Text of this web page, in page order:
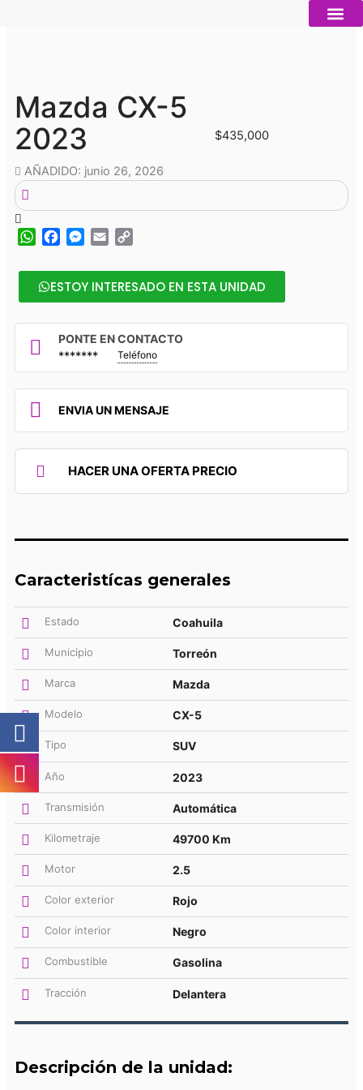
Mazda CX-5
2023
AÑADIDO: junio 26, 2026
$435,000
WhatsApp
Facebook
Messenger
Email
ESTOY INTERESADO EN ESTA UNIDAD
PONTE EN CONTACTO
******* Teléfono
ENVIA UN MENSAJE
HACER UNA OFERTA PRECIO
Caracteristícas generales
Estado Coahuila
Municipio Torreón
Marca Mazda
Modelo CX-5
Tipo SUV
Año 2023
Transmisión Automática
Kilometraje 49700 Km
Motor 2.5
Color exterior Rojo
Color interior Negro
Combustible Gasolina
Tracción Delantera
Descripción de la unidad: